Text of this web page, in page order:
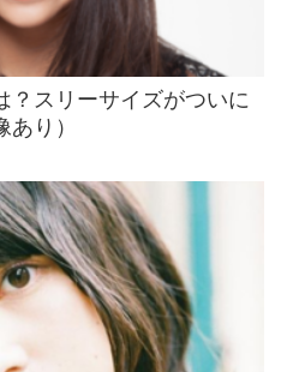
？スリーサイズがついに
り）